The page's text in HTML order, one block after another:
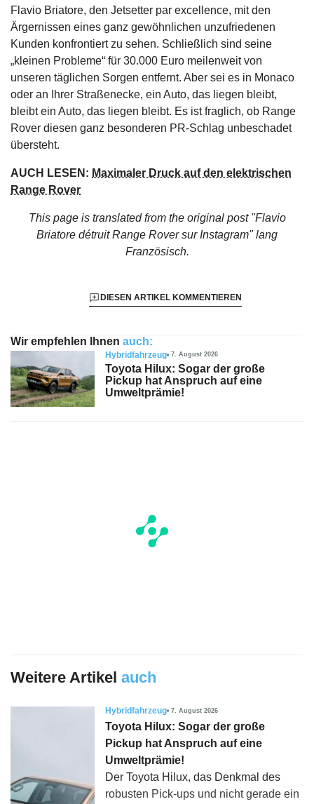
Flavio Briatore, den Jetsetter par excellence, mit den
Ärgernissen eines ganz gewöhnlichen unzufriedenen
Kunden konfrontiert zu sehen. Schließlich sind seine
„kleinen Probleme“ für 30.000 Euro meilenweit von
unseren täglichen Sorgen entfernt. Aber sei es in Monaco
oder an Ihrer Straßenecke, ein Auto, das liegen bleibt,
bleibt ein Auto, das liegen bleibt. Es ist fraglich, ob Range
Rover diesen ganz besonderen PR-Schlag unbeschadet
übersteht.
AUCH LESEN: Maximaler Druck auf den elektrischen
Range Rover
This page is translated from the original post "Flavio
Briatore détruit Range Rover sur Instagram"lang
Französisch.
DIESEN ARTIKEL KOMMENTIEREN
Wir empfehlen Ihnen auch:
Hybridfahrzeug 7. August 2026
Toyota Hilux: Sogar der große
Pickup hat Anspruch auf eine
Umweltprämie!
Weitere Artikel auch
Hybridfahrzeug 7. August 2026
Toyota Hilux: Sogar der große
Pickup hat Anspruch auf eine
Umweltprämie!
Der Toyota Hilux, das Denkmal des
robusten Pick-ups und nicht gerade ein